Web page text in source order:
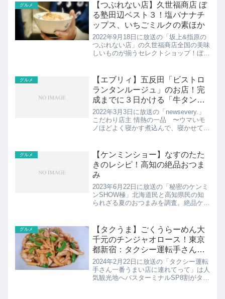
グルメ
【つぶれない店】久世福商店 ぼ
る塾田辺ベスト３！塩バナナチ
ップス、いちごミルクの素ほか
2022年9月18日に放送の「坂上&指原の
つぶれない店」の久世福商店全国の美味
しいものが揃うセレクトショップ！ぼる
グルメ
【エブリィ】五反田「ビストロ
ランタンルージュ」のお店！完
成までに３日かける「牛タンシ
チュー」
2022年3月3日に放送の「newsevery.」
こだわり店主 情熱の一品 〜ウマいモ
ノほどよく寝かす煮込んで、寝かせて、
完成までに３日かける「牛タンシチュ
ー」ビストロ...
グルメ
【ケンミンショー】なすのたた
きのレシピ！高知の絶品おつま
み
2023年6月22日に放送の「秘密のケンミ
ンSHOW極」北海道民と高知県民の知
られざる夏のおつまみを調査。絶品ケン
み、なすのたたきのレシピの紹介です！
グルメ
【タクうま】ごくうらーめん大
千元のチンジャオロース！東京
都新宿：タクシー運転手さん一
番うまい店
2024年2月22日に放送の「タクシー運転
手さん一番うまい店に連れてって」は人
気観光地へバスターミナルSP8割がタク